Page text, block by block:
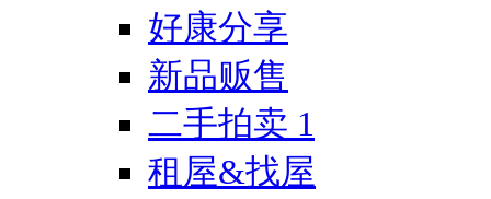
好康分享
新品贩售
二手拍卖 1
租屋&找屋